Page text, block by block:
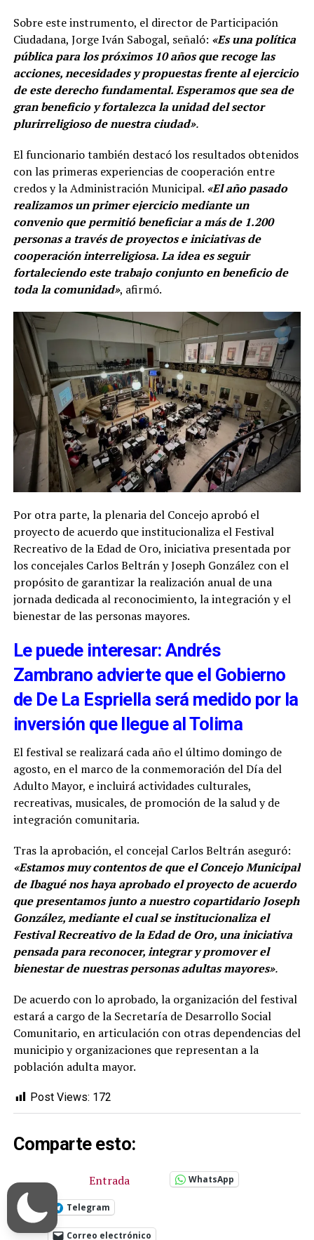
Sobre este instrumento, el director de Participación
Ciudadana, Jorge Iván Sabogal, señaló: «Es una política
pública para los próximos 10 años que recoge las
acciones, necesidades y propuestas frente al ejercicio
de este derecho fundamental. Esperamos que sea de
gran beneficio y fortalezca la unidad del sector
plurirreligioso de nuestra ciudad».
El funcionario también destacó los resultados obtenidos
con las primeras experiencias de cooperación entre
credos y la Administración Municipal. «El año pasado
realizamos un primer ejercicio mediante un
convenio que permitió beneficiar a más de 1.200
personas a través de proyectos e iniciativas de
cooperación interreligiosa. La idea es seguir
fortaleciendo este trabajo conjunto en beneficio de
toda la comunidad», afirmó.
Por otra parte, la plenaria del Concejo aprobó el
proyecto de acuerdo que institucionaliza el Festival
Recreativo de la Edad de Oro, iniciativa presentada por
los concejales Carlos Beltrán y Joseph González con el
propósito de garantizar la realización anual de una
jornada dedicada al reconocimiento, la integración y el
bienestar de las personas mayores.
Le puede interesar: Andrés
Zambrano advierte que el Gobierno
de De La Espriella será medido por la
inversión que llegue al Tolima
El festival se realizará cada año el último domingo de
agosto, en el marco de la conmemoración del Día del
Adulto Mayor, e incluirá actividades culturales,
recreativas, musicales, de promoción de la salud y de
integración comunitaria.
Tras la aprobación, el concejal Carlos Beltrán aseguró:
«Estamos muy contentos de que el Concejo Municipal
de Ibagué nos haya aprobado el proyecto de acuerdo
que presentamos junto a nuestro copartidario Joseph
González, mediante el cual se institucionaliza el
Festival Recreativo de la Edad de Oro, una iniciativa
pensada para reconocer, integrar y promover el
bienestar de nuestras personas adultas mayores».
De acuerdo con lo aprobado, la organización del festival
estará a cargo de la Secretaría de Desarrollo Social
Comunitario, en articulación con otras dependencias del
municipio y organizaciones que representan a la
población adulta mayor.
Post Views: 172
Comparte esto:
Entrada WhatsApp
Telegram
Correo electrónico